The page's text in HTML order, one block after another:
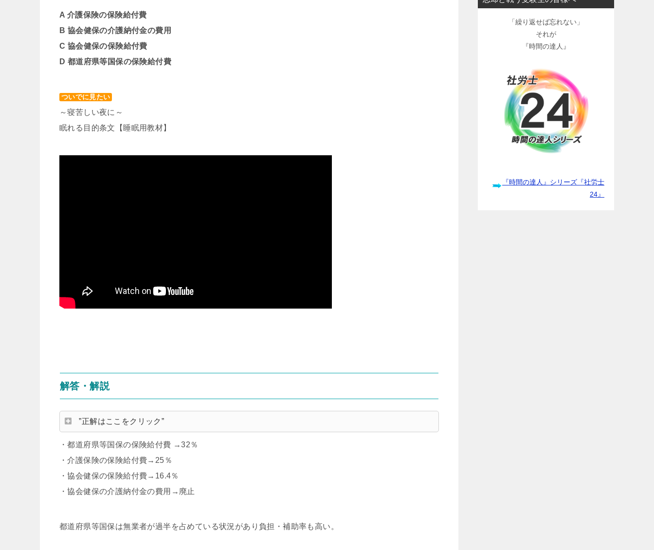
A 介護保険の保険給付費
B 協会健保の介護納付金の費用
C 協会健保の保険給付費
D 都道府県等国保の保険給付費
ついでに見たい
～寝苦しい夜に～
眠れる目的条文【睡眠用教材】
解答・解説
”正解はここをクリック”
・都道府県等国保の保険給付費 →32％
・介護保険の保険給付費→25％
・協会健保の保険給付費→16.4％
・協会健保の介護納付金の費用→廃止
都道府県等国保は無業者が過半を占めている状況があり負担・補助率も高い。
「繰り返せば忘れない」
それが
『時間の達人』
『時間の達人』シリーズ『社労士
24』